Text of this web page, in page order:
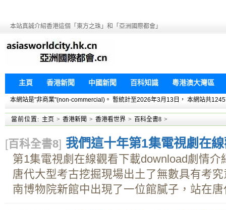
本站真誠介紹香港這個「東方之珠」和「亞洲國際都會」
主頁 香港新聞 中國新聞 百科知識 粵港澳大灣區
本網站是"非商業"(non-commercial)。 暫統計至2026年3月13日， 本網站共
當前位置: 主页 > 香港新聞 > 香港看世界 > 百科全書8 >
[百科全書8] 我們這十年第1集電視劇在
第1集電視劇在線觀看下載download劇情
唐代大型考古挖掘現場出土了無數具有考
南博物院新館中出現了一位館膩子，站在